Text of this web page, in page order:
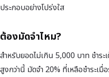
ประกอบอย่างโปร่งใส
ต้องมัดจำไหม?
สำหรับยอดไม่เกิน 5,000 บาท ชำร
สูงกว่านี้ มัดจำ 20% ที่เหลือชำระเ